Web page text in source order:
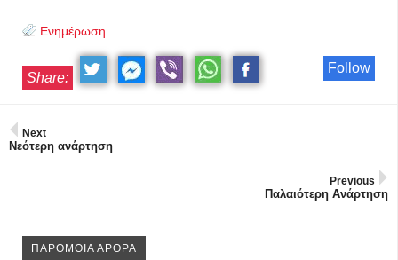
Ενημέρωση
Follow
Share:
Next
Νεότερη ανάρτηση
Previous
Παλαιότερη Ανάρτηση
ΠΑΡΟΜΟΙΑ ΑΡΘΡΑ